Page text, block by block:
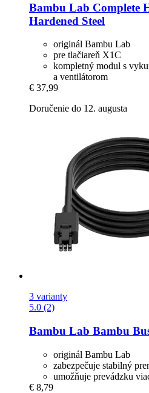
Bambu Lab Complete
Hardened Steel
originál Bambu Lab
pre tlačiareň X1C
kompletný modul s
a ventilátorom
€ 37,99
Doručenie do 12. augusta
3 varianty
5.0 (2)
Bambu Lab Bambu
originál Bambu Lab
zabezpečuje stabilný
umožňuje prevádzku
€ 8,79